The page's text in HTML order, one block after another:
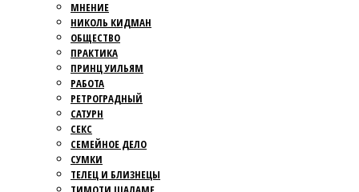
МНЕНИЕ
НИКОЛЬ КИДМАН
ОБЩЕСТВО
ПРАКТИКА
ПРИНЦ УИЛЬЯМ
РАБОТА
РЕТРОГРАДНЫЙ
САТУРН
СЕКС
СЕМЕЙНОЕ ДЕЛО
СУМКИ
ТЕЛЕЦ И БЛИЗНЕЦЫ